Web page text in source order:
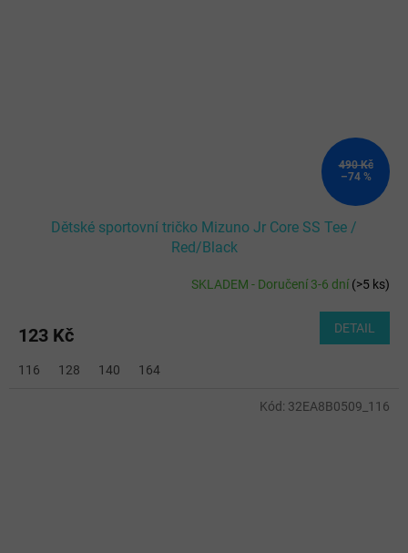
490 Kč
–74 %
Dětské sportovní tričko Mizuno Jr Core SS Tee /
Red/Black
SKLADEM - Doručení 3-6 dní(>5 ks)
123 Kč DETAIL
116 128 140 164
Kód: 32EA8B0509_116